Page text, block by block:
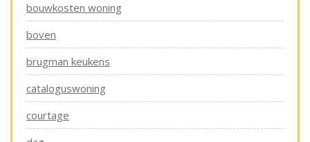
bouwkosten woning
boven
brugman keukens
cataloguswoning
courtage